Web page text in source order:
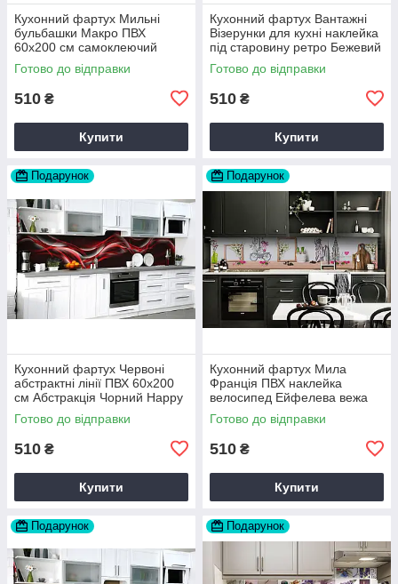
Кухонний фартух Мильні
бульбашки Макро ПВХ
60х200 см самоклеючий
вініловий Текстура Сірий
Happy Pocket Z183363
Готово до відправки
510 ₴
Купити
Кухонний фартух Вантажні
Візерунки для кухні наклейка
під старовину ретро Бежевий
60х200 см Happy Pocket
Z180561
Готово до відправки
510 ₴
Купити
Подарунок
Кухонний фартух Червоні
абстрактні лінії ПВХ 60х200
см Абстракція Чорний Happy
Pocket Z184164
Готово до відправки
510 ₴
Купити
Подарунок
Кухонний фартух Мила
Франція ПВХ наклейка
велосипед Ейфелева вежа
Бежевий 60х200 см Happy
Pocket Z180806
Готово до відправки
510 ₴
Купити
Подарунок Подарунок